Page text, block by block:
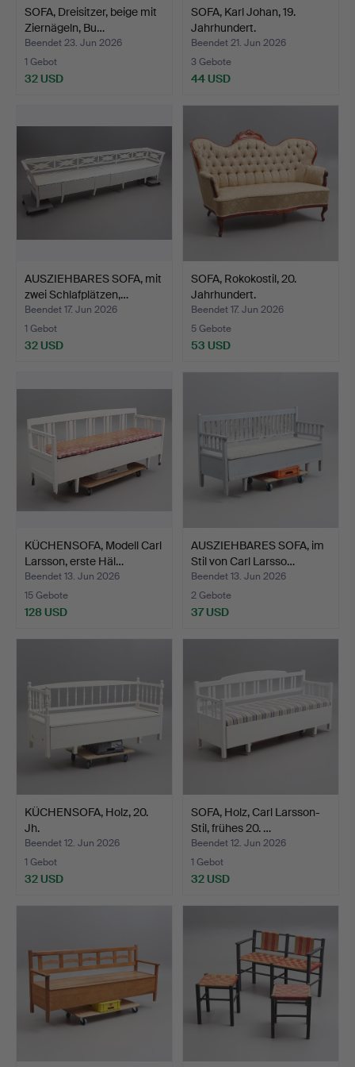
SOFA, Dreisitzer, beige mit
Ziernägeln, Bu…
Beendet 23. Jun 2026
1 Gebot
32 USD
SOFA, Karl Johan, 19.
Jahrhundert.
Beendet 21. Jun 2026
3 Gebote
44 USD
AUSZIEHBARES SOFA, mit
zwei Schlafplätzen,…
Beendet 17. Jun 2026
1 Gebot
32 USD
SOFA, Rokokostil, 20.
Jahrhundert.
Beendet 17. Jun 2026
5 Gebote
53 USD
KÜCHENSOFA, Modell Carl
Larsson, erste Häl…
Beendet 13. Jun 2026
15 Gebote
128 USD
AUSZIEHBARES SOFA, im
Stil von Carl Larsso…
Beendet 13. Jun 2026
2 Gebote
37 USD
KÜCHENSOFA, Holz, 20.
Jh.
Beendet 12. Jun 2026
1 Gebot
32 USD
SOFA, Holz, Carl Larsson-
Stil, frühes 20. …
Beendet 12. Jun 2026
1 Gebot
32 USD